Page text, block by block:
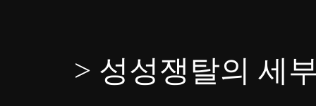
> 성성쟁탈의 세